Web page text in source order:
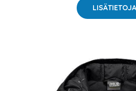
LISÄTIETOJA